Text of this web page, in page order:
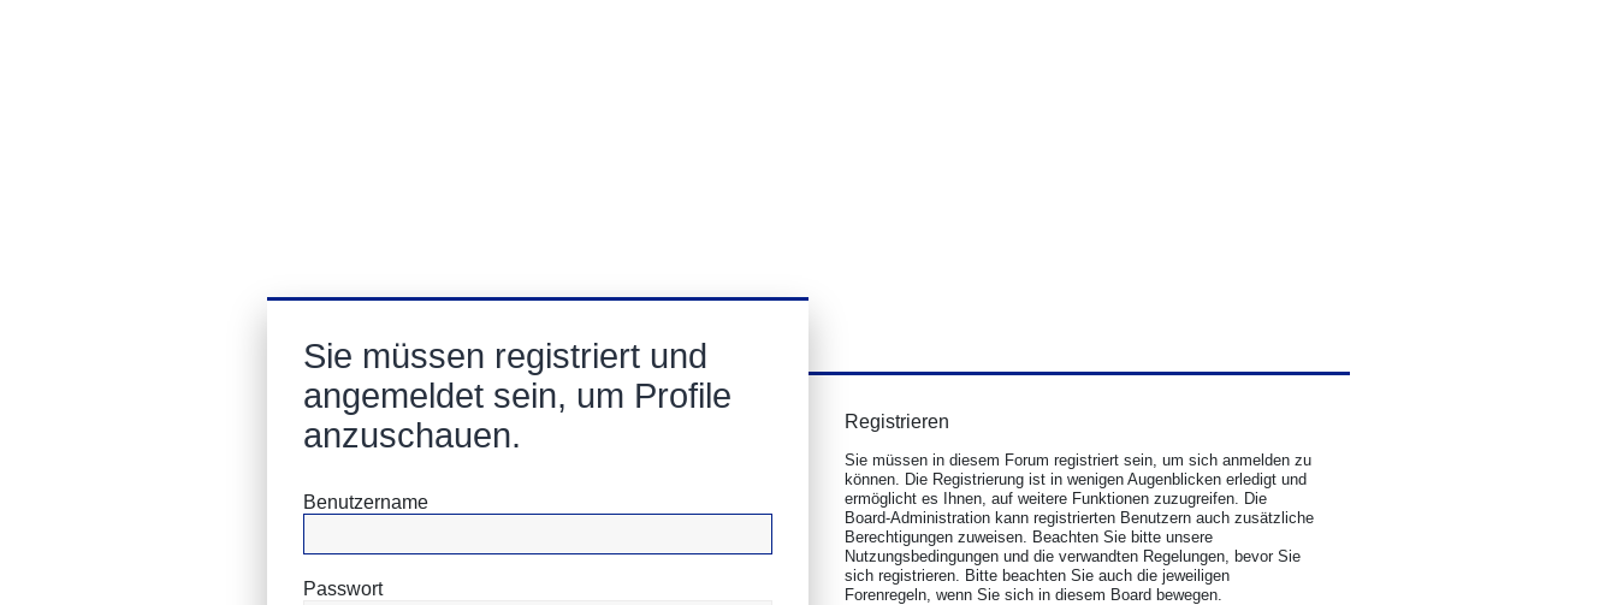
Sie müssen registriert und
angemeldet sein, um Profile
anzuschauen.
Benutzername
Passwort
Registrieren
Sie müssen in diesem Forum registriert sein, um sich anmelden zu
können. Die Registrierung ist in wenigen Augenblicken erledigt und
ermöglicht es Ihnen, auf weitere Funktionen zuzugreifen. Die
Board-Administration kann registrierten Benutzern auch zusätzliche
Berechtigungen zuweisen. Beachten Sie bitte unsere
Nutzungsbedingungen und die verwandten Regelungen, bevor Sie
sich registrieren. Bitte beachten Sie auch die jeweiligen
Forenregeln, wenn Sie sich in diesem Board bewegen.